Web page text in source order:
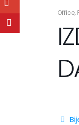
Office,